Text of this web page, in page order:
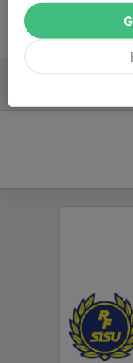
Tidigare nyheter